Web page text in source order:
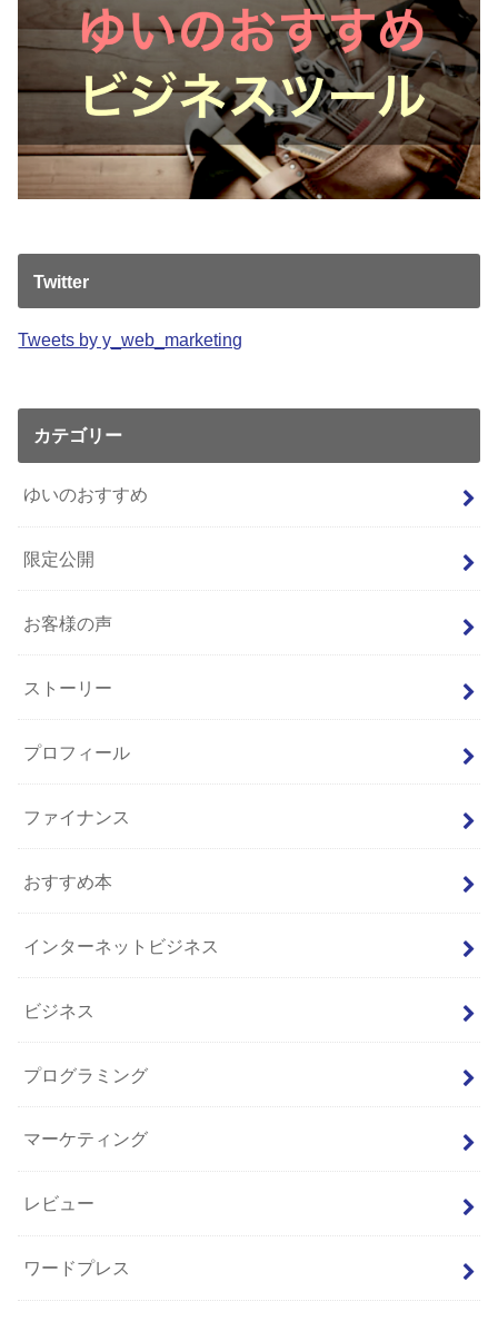
Twitter
Tweets by y_web_marketing
カテゴリー
ゆいのおすすめ
限定公開
お客様の声
ストーリー
プロフィール
ファイナンス
おすすめ本
インターネットビジネス
ビジネス
プログラミング
マーケティング
レビュー
ワードプレス